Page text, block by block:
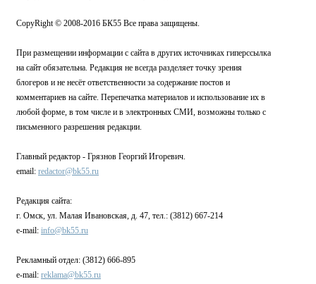
CopyRight © 2008-2016 БК55 Все права защищены.
При размещении информации с сайта в других источниках гиперссылка
на сайт обязательна. Редакция не всегда разделяет точку зрения
блогеров и не несёт ответственности за содержание постов и
комментариев на сайте. Перепечатка материалов и использование их в
любой форме, в том числе и в электронных СМИ, возможны только с
письменного разрешения редакции.
Главный редактор - Грязнов Георгий Игоревич.
email: redactor@bk55.ru
Редакция сайта:
г. Омск, ул. Малая Ивановская, д. 47, тел.: (3812) 667-214
e-mail: info@bk55.ru
Рекламный отдел: (3812) 666-895
e-mail: reklama@bk55.ru